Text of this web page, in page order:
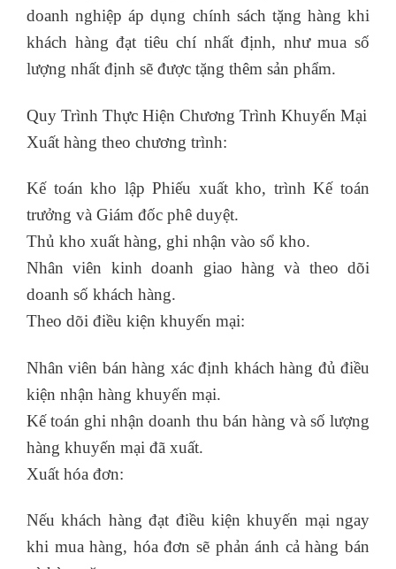
doanh nghiệp áp dụng chính sách tặng hàng khi
khách hàng đạt tiêu chí nhất định, như mua số
lượng nhất định sẽ được tặng thêm sản phẩm.
Quy Trình Thực Hiện Chương Trình Khuyến Mại
Xuất hàng theo chương trình:
Kế toán kho lập Phiếu xuất kho, trình Kế toán
trưởng và Giám đốc phê duyệt.
Thủ kho xuất hàng, ghi nhận vào sổ kho.
Nhân viên kinh doanh giao hàng và theo dõi
doanh số khách hàng.
Theo dõi điều kiện khuyến mại:
Nhân viên bán hàng xác định khách hàng đủ điều
kiện nhận hàng khuyến mại.
Kế toán ghi nhận doanh thu bán hàng và số lượng
hàng khuyến mại đã xuất.
Xuất hóa đơn:
Nếu khách hàng đạt điều kiện khuyến mại ngay
khi mua hàng, hóa đơn sẽ phản ánh cả hàng bán